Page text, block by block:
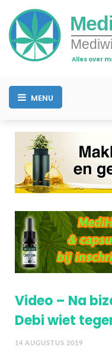
Alles over
MENU
Video – Na
Debi wiet
14 AUGUSTUS 2019